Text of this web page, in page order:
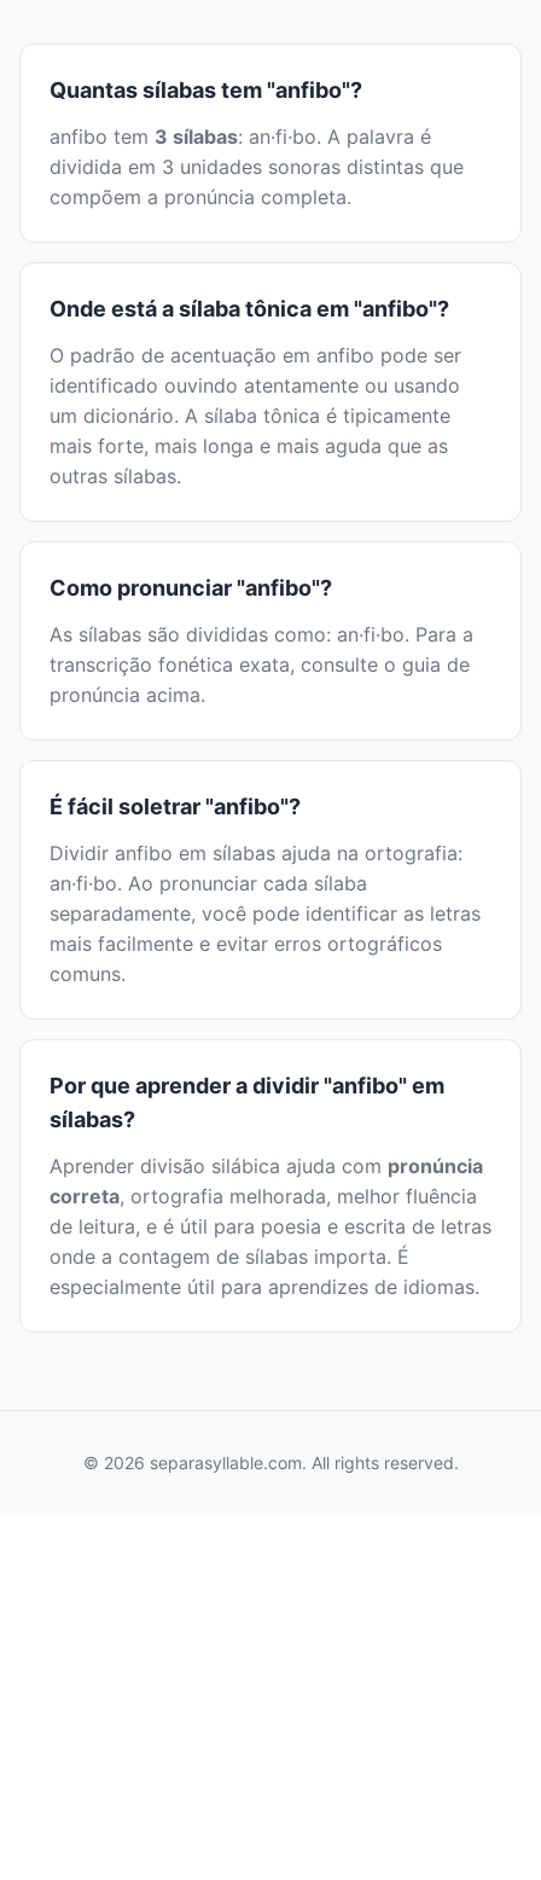
Quantas sílabas tem "anfibo"?
anfibo tem 3 sílabas: an·fi·bo. A palavra é
dividida em 3 unidades sonoras distintas que
compõem a pronúncia completa.
Onde está a sílaba tônica em "anfibo"?
O padrão de acentuação em anfibo pode ser
identificado ouvindo atentamente ou usando
um dicionário. A sílaba tônica é tipicamente
mais forte, mais longa e mais aguda que as
outras sílabas.
Como pronunciar "anfibo"?
As sílabas são divididas como: an·fi·bo. Para a
transcrição fonética exata, consulte o guia de
pronúncia acima.
É fácil soletrar "anfibo"?
Dividir anfibo em sílabas ajuda na ortografia:
an·fi·bo. Ao pronunciar cada sílaba
separadamente, você pode identificar as letras
mais facilmente e evitar erros ortográficos
comuns.
Por que aprender a dividir "anfibo" em
sílabas?
Aprender divisão silábica ajuda com pronúncia
correta, ortografia melhorada, melhor fluência
de leitura, e é útil para poesia e escrita de letras
onde a contagem de sílabas importa. É
especialmente útil para aprendizes de idiomas.
© 2026 separasyllable.com. All rights reserved.